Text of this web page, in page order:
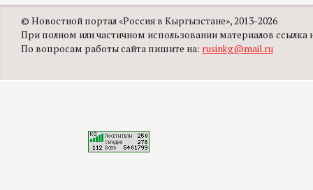
© Новостной портал «Россия в Кыргызстане», 2013-2026
При полном или частичном использовании материалов ссылка
По вопросам работы сайта пишите на: rusinkg@mail.ru